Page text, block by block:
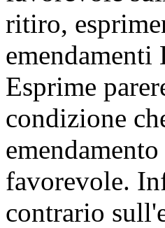
ritiro,
Esprime
condizione
favorevole.
contrario